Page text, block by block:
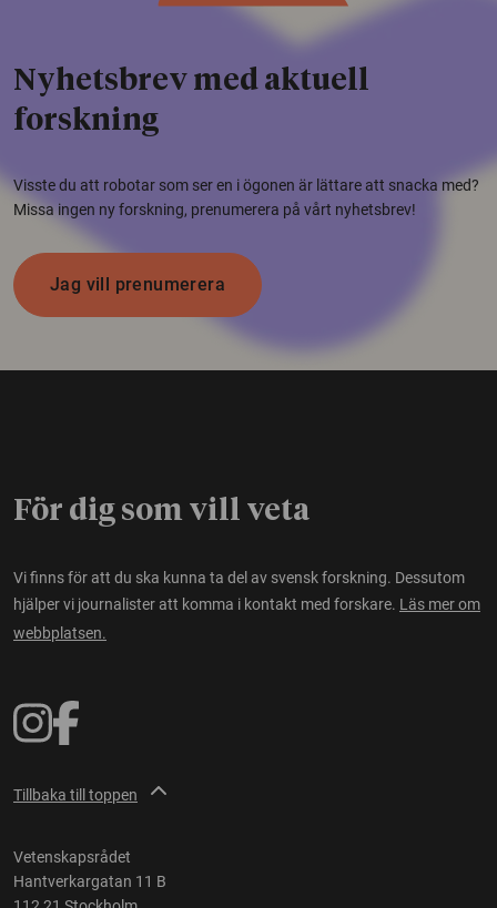
Nyhetsbrev med aktuell
forskning
Visste du att robotar som ser en i ögonen är lättare att snacka med?
Missa ingen ny forskning, prenumerera på vårt nyhetsbrev!
Jag vill prenumerera
För dig som vill veta
Vi finns för att du ska kunna ta del av svensk forskning. Dessutom
hjälper vi journalister att komma i kontakt med forskare. Läs mer om
webbplatsen.
Tillbaka till toppen
Vetenskapsrådet
Hantverkargatan 11 B